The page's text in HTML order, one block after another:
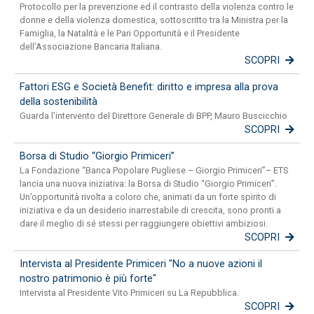
Protocollo per la prevenzione ed il contrasto della violenza contro le
donne e della violenza domestica, sottoscritto tra la Ministra per la
Famiglia, la Natalità e le Pari Opportunità e il Presidente
dell'Associazione Bancaria Italiana.
SCOPRI
Fattori ESG e Società Benefit: diritto e impresa alla prova
della sostenibilità
Guarda l'intervento del Direttore Generale di BPP, Mauro Buscicchio
SCOPRI
Borsa di Studio “Giorgio Primiceri”
La Fondazione “Banca Popolare Pugliese – Giorgio Primiceri”– ETS
lancia una nuova iniziativa: la Borsa di Studio “Giorgio Primiceri”.
Un’opportunità rivolta a coloro che, animati da un forte spirito di
iniziativa e da un desiderio inarrestabile di crescita, sono pronti a
dare il meglio di sé stessi per raggiungere obiettivi ambiziosi.
SCOPRI
Intervista al Presidente Primiceri "No a nuove azioni il
nostro patrimonio è più forte"
Intervista al Presidente Vito Primiceri su La Repubblica.
SCOPRI